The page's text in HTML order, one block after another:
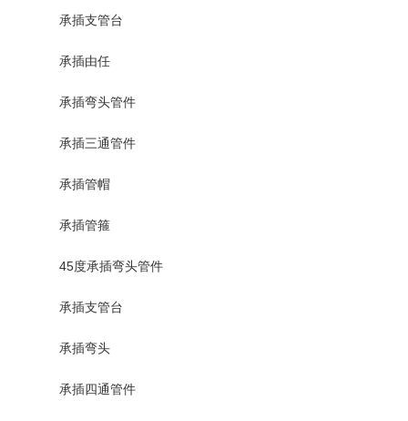
承插支管台
承插由任
承插弯头管件
承插三通管件
承插管帽
承插管箍
45度承插弯头管件
承插支管台
承插弯头
承插四通管件